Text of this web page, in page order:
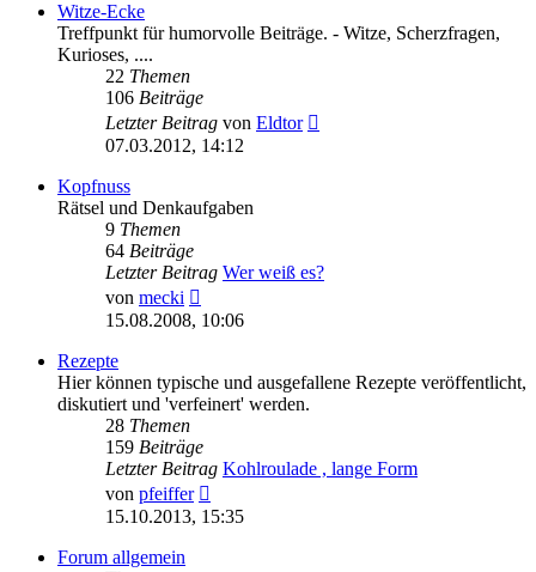
Witze-Ecke
Treffpunkt für humorvolle Beiträge. - Witze, Scherzfragen,
Kurioses, ....
22 Themen
106 Beiträge
Letzter Beitrag von Eldtor
07.03.2012, 14:12
Kopfnuss
Rätsel und Denkaufgaben
9 Themen
64 Beiträge
Letzter Beitrag Wer weiß es?
von mecki
Beitrag
15.08.2008, 10:06
Rezepte
Hier können typische und ausgefallene Rezepte veröffentlicht,
diskutiert und 'verfeinert' werden.
28 Themen
159 Beiträge
Letzter Beitrag Kohlroulade , lange Form
von pfeiffer
Beitrag
15.10.2013, 15:35
Forum allgemein